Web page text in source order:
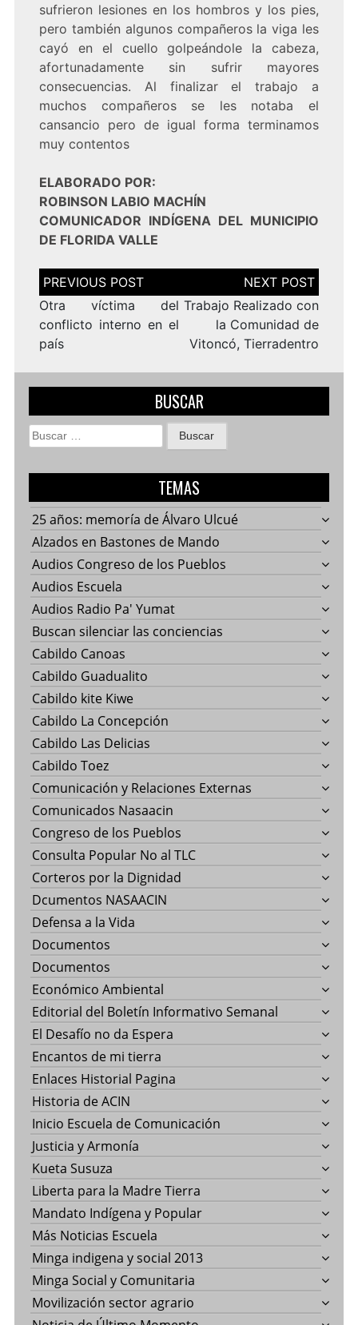
sufrieron lesiones en los hombros y los pies,
pero también algunos compañeros la viga les
cayó en el cuello golpeándole la cabeza,
afortunadamente sin sufrir mayores
consecuencias. Al finalizar el trabajo a
muchos compañeros se les notaba el
cansancio pero de igual forma terminamos
muy contentos
ELABORADO POR:
ROBINSON LABIO MACHÍN
COMUNICADOR INDÍGENA DEL MUNICIPIO
DE FLORIDA VALLE
Navegación
de
entradas
Otra víctima del
conflicto interno en el
país
Trabajo Realizado con
la Comunidad de
Vitoncó, Tierradentro
BUSCAR
Buscar:
TEMAS
25 años: memoría de Álvaro Ulcué
Alzados en Bastones de Mando
Audios Congreso de los Pueblos
Audios Escuela
Audios Radio Pa' Yumat
Buscan silenciar las conciencias
Cabildo Canoas
Cabildo Guadualito
Cabildo kite Kiwe
Cabildo La Concepción
Cabildo Las Delicias
Cabildo Toez
Comunicación y Relaciones Externas
Comunicados Nasaacin
Congreso de los Pueblos
Consulta Popular No al TLC
Corteros por la Dignidad
Dcumentos NASAACIN
Defensa a la Vida
Documentos
Documentos
Económico Ambiental
Editorial del Boletín Informativo Semanal
El Desafío no da Espera
Encantos de mi tierra
Enlaces Historial Pagina
Historia de ACIN
Inicio Escuela de Comunicación
Justicia y Armonía
Kueta Susuza
Liberta para la Madre Tierra
Mandato Indígena y Popular
Más Noticias Escuela
Minga indigena y social 2013
Minga Social y Comunitaria
Movilización sector agrario